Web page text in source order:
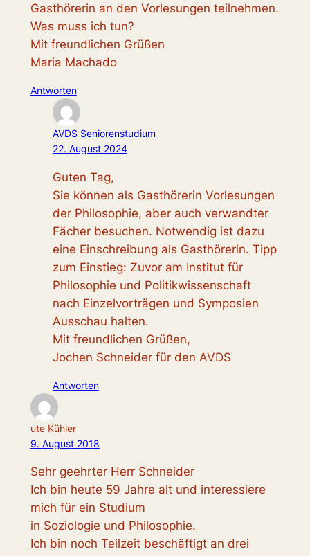
Gasthörerin an den Vorlesungen teilnehmen.
Was muss ich tun?
Mit freundlichen Grüßen
Maria Machado
Antworten
AVDS Seniorenstudium
22. August 2024
Guten Tag,
Sie können als Gasthörerin Vorlesungen
der Philosophie, aber auch verwandter
Fächer besuchen. Notwendig ist dazu
eine Einschreibung als Gasthörerin. Tipp
zum Einstieg: Zuvor am Institut für
Philosophie und Politikwissenschaft
nach Einzelvorträgen und Symposien
Ausschau halten.
Mit freundlichen Grüßen,
Jochen Schneider für den AVDS
Antworten
ute Kühler
9. August 2018
Sehr geehrter Herr Schneider
Ich bin heute 59 Jahre alt und interessiere
mich für ein Studium
in Soziologie und Philosophie.
Ich bin noch Teilzeit beschäftigt an drei